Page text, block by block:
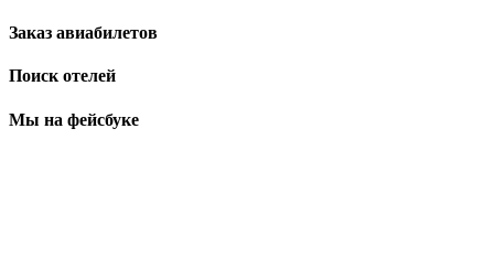
Заказ авиабилетов
Поиск отелей
Мы на фейсбуке